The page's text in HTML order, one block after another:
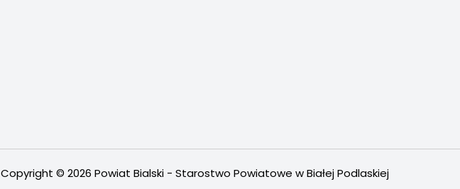
Copyright © 2026 Powiat Bialski - Starostwo Powiatowe w Białej Podlaskiej